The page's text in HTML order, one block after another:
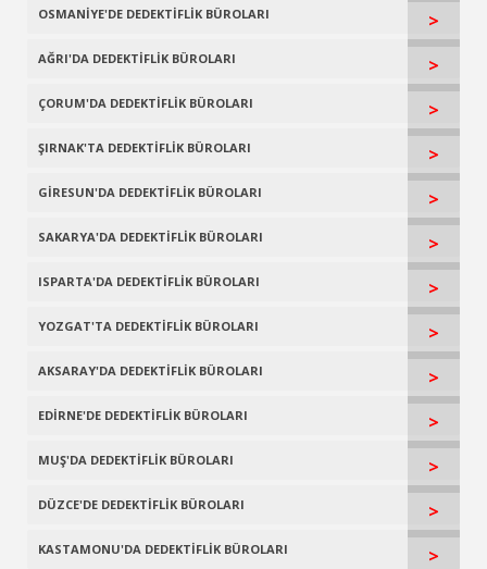
OSMANİYE'DE DEDEKTİFLİK BÜROLARI >
AĞRI'DA DEDEKTİFLİK BÜROLARI >
ÇORUM'DA DEDEKTİFLİK BÜROLARI >
ŞIRNAK'TA DEDEKTİFLİK BÜROLARI >
GİRESUN'DA DEDEKTİFLİK BÜROLARI >
SAKARYA'DA DEDEKTİFLİK BÜROLARI >
ISPARTA'DA DEDEKTİFLİK BÜROLARI >
YOZGAT'TA DEDEKTİFLİK BÜROLARI >
AKSARAY'DA DEDEKTİFLİK BÜROLARI >
EDİRNE'DE DEDEKTİFLİK BÜROLARI >
MUŞ'DA DEDEKTİFLİK BÜROLARI >
DÜZCE'DE DEDEKTİFLİK BÜROLARI >
KASTAMONU'DA DEDEKTİFLİK BÜROLARI >